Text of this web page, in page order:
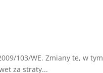
103/WE. Zmiany te, w tym
za straty...